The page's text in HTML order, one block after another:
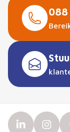
088